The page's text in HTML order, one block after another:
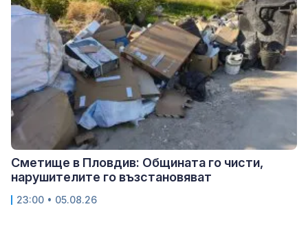
Сметище в Пловдив: Общината го чисти,
нарушителите го възстановяват
23:00 • 05.08.26